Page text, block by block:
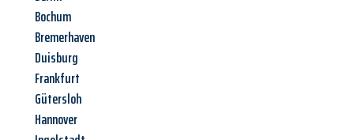
Bochum
Bremerhaven
Duisburg
Frankfurt
Gütersloh
Hannover